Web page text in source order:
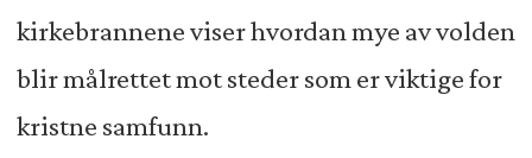
kirkebrannene viser hvordan mye av volden
blir målrettet mot steder som er viktige for
kristne samfunn.